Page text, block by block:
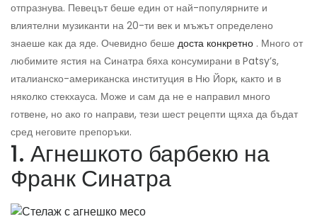
отпразнува. Певецът беше един от най-популярните и
влиятелни музиканти на 20-ти век и мъжът определено
знаеше как да яде. Очевидно беше доста конкретно . Много от
любимите ястия на Синатра бяха консумирани в Patsy’s,
италианско-американска институция в Ню Йорк, както и в
няколко стекхауса. Може и сам да не е направил много
готвене, но ако го направи, тези шест рецепти щяха да бъдат
сред неговите препоръки.
1. Агнешкото барбекю на
Франк Синатра